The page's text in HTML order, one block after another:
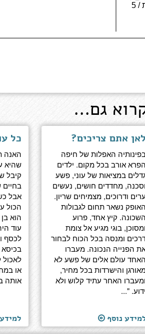
3 כרכים לאותיות גדולות / 5
גם...
לאן אתם צריכים?
האפלות של חיפה
הפרא אורב בכל מקום. ילדים
במציאות של עוני, פשע
וסכנה, מחדדים חושים, נעשים
ערים ודרוכים, מצמיחים שריון.
האופק נשאר תחום לגבולות
השכונה. קיץ אחד, פרוע
ומסוכן, בוגי מגיע אל צומת
ומנסה בכל הכוח לבחור
הפנייה הנכונה. מעברו
האחד עולם אלים של פשע לא
והישרדות בכל מחיר,
ומעברו האחר עתיד קלוש ולא
ידוע. "...
נוסף
כל
האנה
שהיא
קיבל
אבל
הכול
עוד
לכסף
בכיסא
או
אותה